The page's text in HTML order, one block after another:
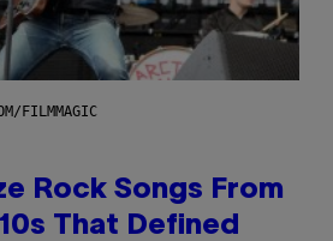
FILMMAGIC
Rock Songs From
That Defined